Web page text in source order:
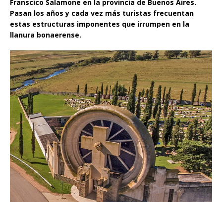
Franscico Salamone en la provincia de Buenos Aires.
Pasan los años y cada vez más turistas frecuentan
estas estructuras imponentes que irrumpen en la
llanura bonaerense.